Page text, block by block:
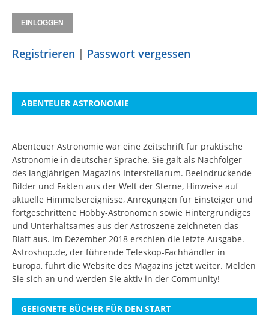
Registrieren | Passwort vergessen
ABENTEUER ASTRONOMIE
Abenteuer Astronomie war eine Zeitschrift für praktische
Astronomie in deutscher Sprache. Sie galt als Nachfolger
des langjährigen Magazins Interstellarum. Beeindruckende
Bilder und Fakten aus der Welt der Sterne, Hinweise auf
aktuelle Himmelsereignisse, Anregungen für Einsteiger und
fortgeschrittene Hobby-Astronomen sowie Hintergründiges
und Unterhaltsames aus der Astroszene zeichneten das
Blatt aus. Im Dezember 2018 erschien die letzte Ausgabe.
Astroshop.de, der führende Teleskop-Fachhändler in
Europa, führt die Website des Magazins jetzt weiter. Melden
Sie sich an und werden Sie aktiv in der Community!
GEEIGNETE BÜCHER FÜR DEN START